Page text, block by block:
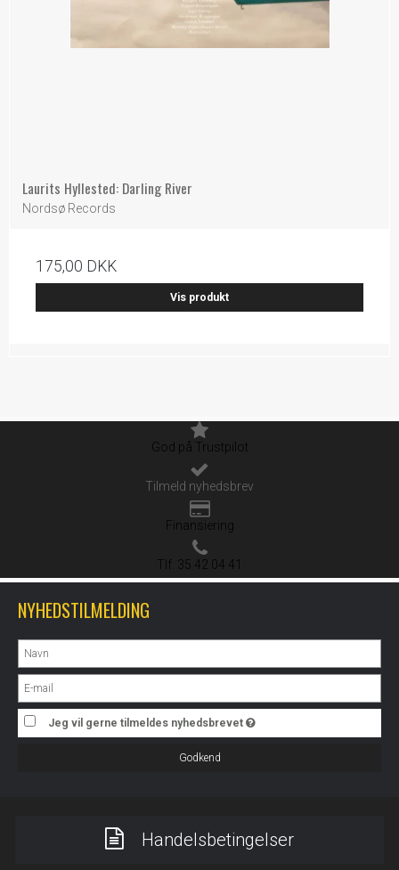
Laurits Hyllested: Darling River
Nordsø Records
175,00 DKK
Vis produkt
God på Trustpilot
Tilmeld nyhedsbrev
Finansiering
Tlf. 35 42 04 41
NYHEDSTILMELDING
Jeg vil gerne tilmeldes nyhedsbrevet
Godkend
Handelsbetingelser